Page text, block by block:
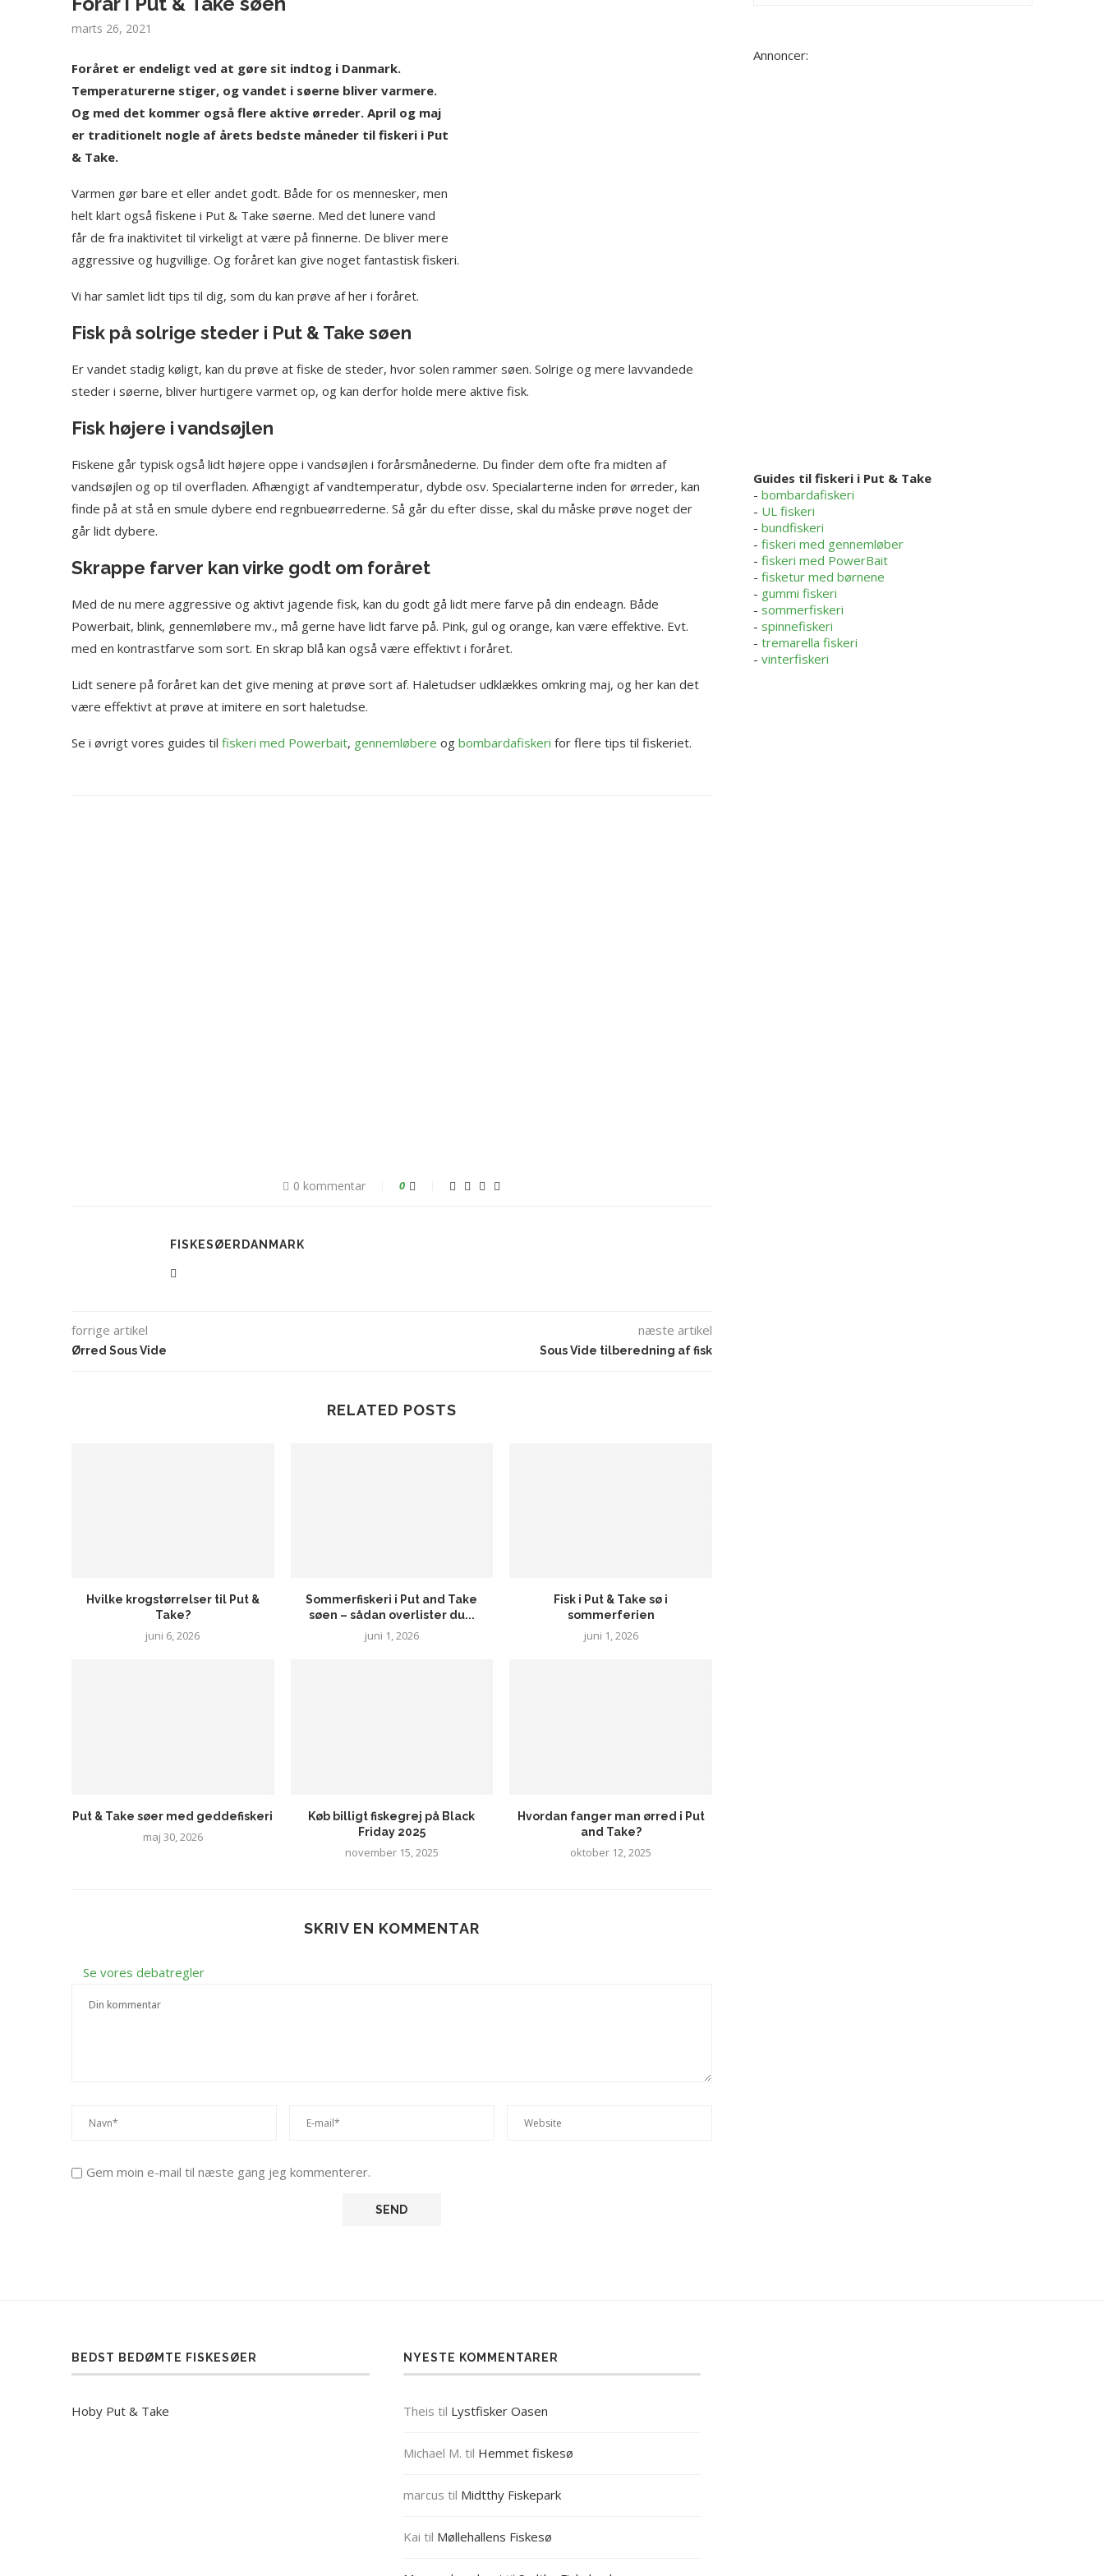
marts 26, 2021
Foråret er endeligt ved at gøre sit indtog i Danmark.
Temperaturerne stiger, og vandet i søerne bliver varmere.
Og med det kommer også flere aktive ørreder. April og maj
er traditionelt nogle af årets bedste måneder til fiskeri i Put
& Take.
Varmen gør bare et eller andet godt. Både for os mennesker, men
helt klart også fiskene i Put & Take søerne. Med det lunere vand
får de fra inaktivitet til virkeligt at være på finnerne. De bliver mere
aggressive og hugvillige. Og foråret kan give noget fantastisk fiskeri.
Vi har samlet lidt tips til dig, som du kan prøve af her i foråret.
Fisk på solrige steder i Put & Take søen
Er vandet stadig køligt, kan du prøve at fiske de steder, hvor solen rammer søen. Solrige og mere lavvandede
steder i søerne, bliver hurtigere varmet op, og kan derfor holde mere aktive fisk.
Fisk højere i vandsøjlen
Fiskene går typisk også lidt højere oppe i vandsøjlen i forårsmånederne. Du finder dem ofte fra midten af
vandsøjlen og op til overfladen. Afhængigt af vandtemperatur, dybde osv. Specialarterne inden for ørreder, kan
finde på at stå en smule dybere end regnbueørrederne. Så går du efter disse, skal du måske prøve noget der
går lidt dybere.
Skrappe farver kan virke godt om foråret
Med de nu mere aggressive og aktivt jagende fisk, kan du godt gå lidt mere farve på din endeagn. Både
Powerbait, blink, gennemløbere mv., må gerne have lidt farve på. Pink, gul og orange, kan være effektive. Evt.
med en kontrastfarve som sort. En skrap blå kan også være effektivt i foråret.
Lidt senere på foråret kan det give mening at prøve sort af. Haletudser udklækkes omkring maj, og her kan det
være effektivt at prøve at imitere en sort haletudse.
Se i øvrigt vores guides til fiskeri med Powerbait, gennemløbere og bombardafiskeri for flere tips til fiskeriet.
0 kommentar 0
FISKESØERDANMARK
forrige artikel
Ørred Sous Vide
næste artikel
Sous Vide tilberedning af fisk
RELATED POSTS
Hvilke krogstørrelser til Put &
Take?
juni 6, 2026
Sommerfiskeri i Put and Take
søen – sådan overlister du...
juni 1, 2026
Fisk i Put & Take sø i
sommerferien
juni 1, 2026
Put & Take søer med geddefiskeri
maj 30, 2026
Køb billigt fiskegrej på Black
Friday 2025
november 15, 2025
Hvordan fanger man ørred i Put
and Take?
oktober 12, 2025
SKRIV EN KOMMENTAR
Se vores debatregler
Gem moin e-mail til næste gang jeg kommenterer.
Annoncer:
Guides til fiskeri i Put & Take
- bombardafiskeri
- UL fiskeri
- bundfiskeri
- fiskeri med gennemløber
- fiskeri med PowerBait
- fisketur med børnene
- gummi fiskeri
- sommerfiskeri
- spinnefiskeri
- tremarella fiskeri
- vinterfiskeri
BEDST BEDØMTE FISKESØER
Hoby Put & Take
NYESTE KOMMENTARER
Theis til Lystfisker Oasen
Michael M. til Hemmet fiskesø
marcus til Midtthy Fiskepark
Kai til Møllehallens Fiskesø